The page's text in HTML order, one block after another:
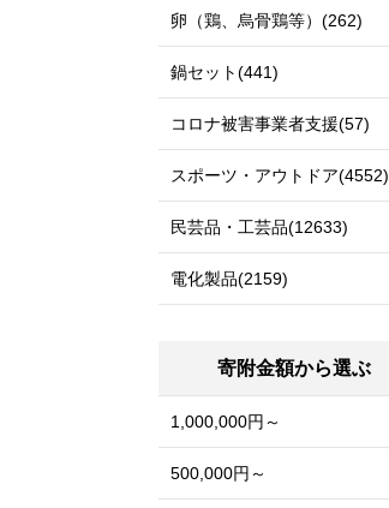
卵（鶏、烏骨鶏等）(262)
鍋セット(441)
コロナ被害事業者支援(57)
スポーツ・アウトドア(4552)
民芸品・工芸品(12633)
電化製品(2159)
寄附金額から選ぶ
1,000,000円～
500,000円～